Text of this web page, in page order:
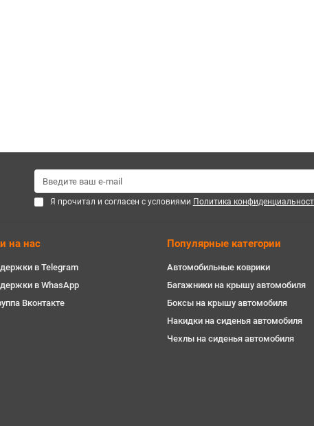
Я прочитал и согласен с условиями Политика
на нас
в Telegram
в WhasApp
Вконтакте
Популярные категории
Автомобильные коврики
Багажники на крышу автомобиля
Боксы на крышу автомобиля
Накидки на сиденья автомобиля
Чехлы на сиденья автомобиля